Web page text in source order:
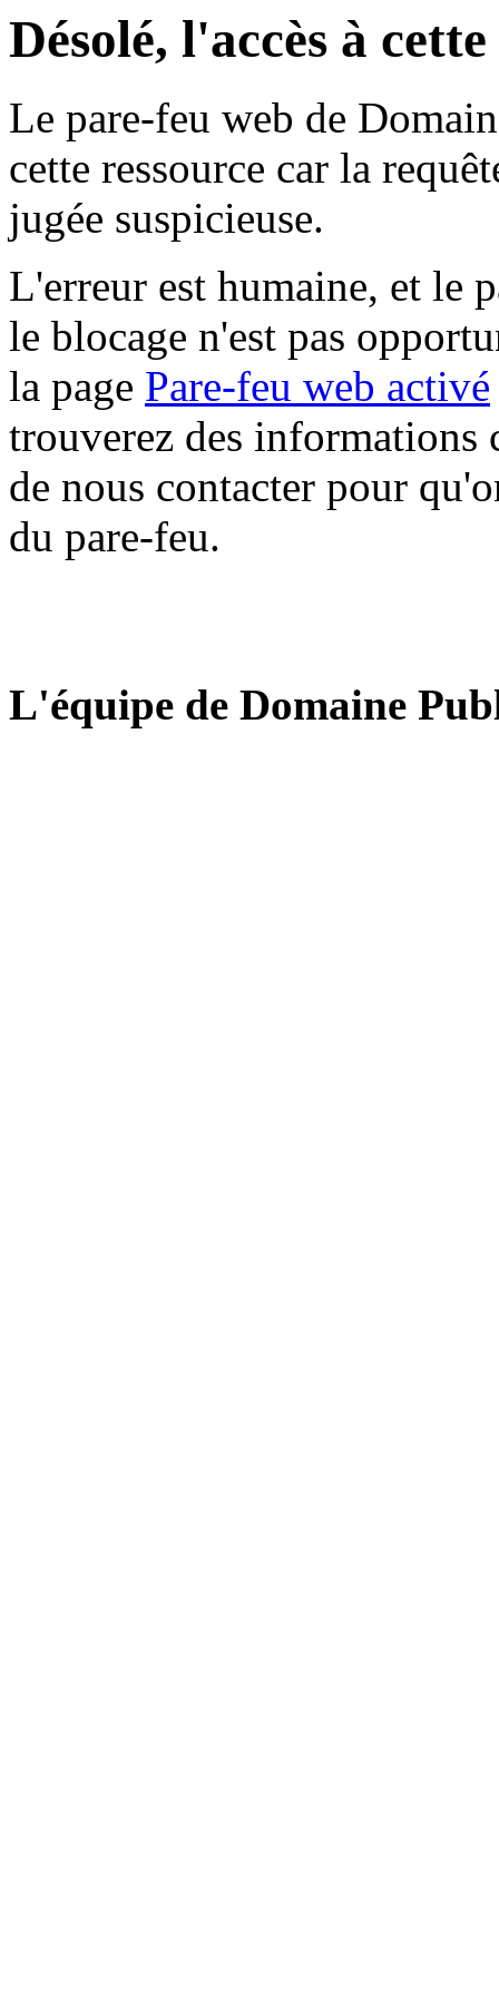
Désolé, l'accès à
Le pare-feu web de
cette ressource car la
jugée suspicieuse.
L'erreur est humaine, et le
le blocage n'est pas
la page Pare-feu web activé
trouverez des informations
de nous contacter pour
du pare-feu.
L'équipe de Domaine